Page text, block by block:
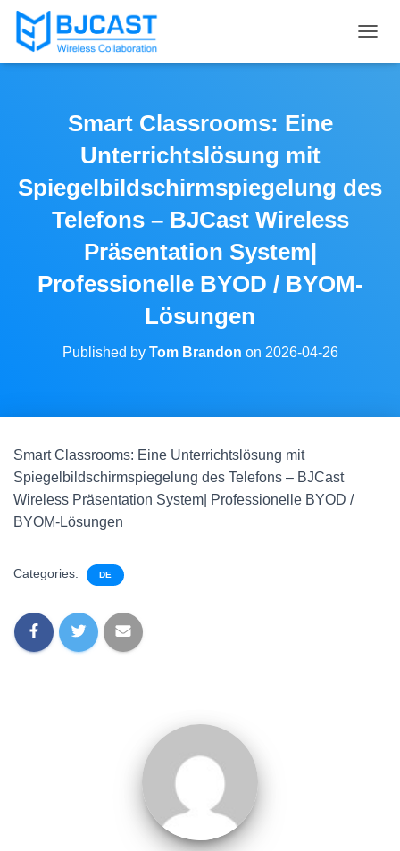
O
V
I
Smart Classrooms: Eine
Unterrichtslösung mit
Spiegelbildschirmspiegelung des
Telefons – BJCast Wireless
Präsentation System|
Professionelle BYOD / BYOM-
Lösungen
Published by Tom Brandon on 2026-04-26
Smart Classrooms: Eine Unterrichtslösung mit
Spiegelbildschirmspiegelung des Telefons – BJCast
Wireless Präsentation System| Professionelle BYOD /
BYOM-Lösungen
Categories: DE